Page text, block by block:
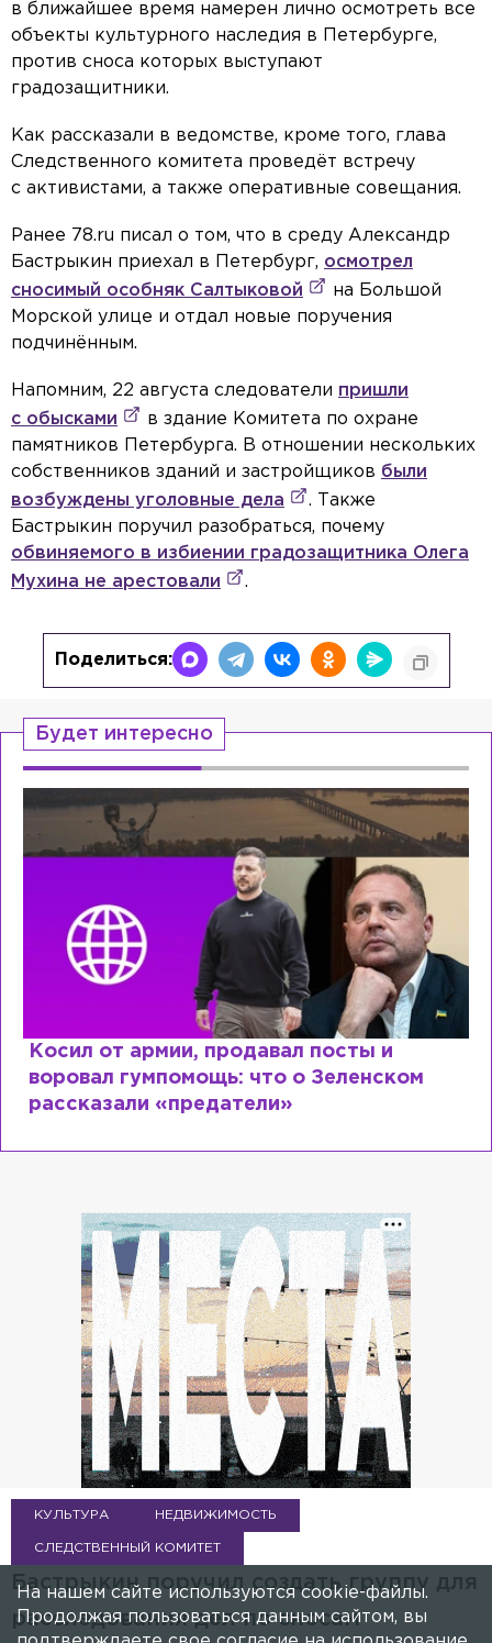
в ближайшее время намерен лично осмотреть все
объекты культурного наследия в Петербурге,
против сноса которых выступают
градозащитники.
Как рассказали в ведомстве, кроме того, глава
Следственного комитета проведёт встречу
с активистами, а также оперативные совещания.
Ранее 78.ru писал о том, что в среду Александр
Бастрыкин приехал в Петербург, осмотрел
сносимый особняк Салтыковой
на Большой
Морской улице и отдал новые поручения
подчинённым.
Напомним, 22 августа следователи пришли
с обысками
в здание Комитета по охране
памятников Петербурга. В отношении нескольких
собственников зданий и застройщиков были
возбуждены уголовные дела
. Также
Бастрыкин поручил разобраться, почему
обвиняемого в избиении градозащитника Олега
Мухина не арестовали
.
Поделиться:
Будет интересно
Рыдает из-за мужа, но опять флиртует с
Лазаревым: как Лера Кудрявцева
сходит с ума
КУЛЬТУРА НЕДВИЖИМОСТЬ
СЛЕДСТВЕННЫЙ КОМИТЕТ
Бастрыкин поручил создать группу для
расследования дел по сносам
На нашем сайте используются cookie-файлы.
Продолжая пользоваться данным сайтом, вы